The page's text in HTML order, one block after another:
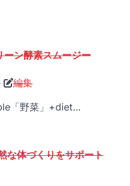
ン酵素スムージー
編集
「野菜」+diet…
な体づくりをサポート